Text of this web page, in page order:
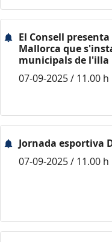
El Consell
Mallorca que
municipals de l'illa
07-09-2025 / 11.00 h
Jornada esportiva
07-09-2025 / 11.00 h